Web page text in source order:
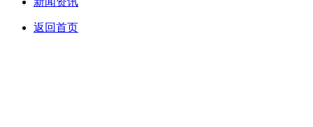
返回首页